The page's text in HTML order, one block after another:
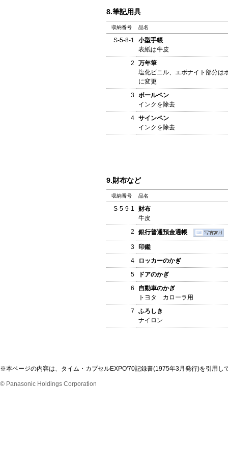
8.筆記用具
収納番号 品名
S-5-8-1
小型手帳
表紙は牛皮
2
万年筆
塩化ビニル、エボナイト部分は
に変更
3
ボールペン
インクを除去
4 サインペン
インクを除去
9.財布など
収納番号 品名
S-5-9-1
財布
牛皮
2
銀行普通預金通帳
3 印鑑
4
ロッカーのかぎ
5
ドアのかぎ
6
自動車のかぎ
トヨタ カローラ用
7
ふろしき
ナイロン
※本ページの内容は、タイム・カプセルEXPO'70記録書(1975年3月発行)を引用
© Panasonic Holdings Corporation